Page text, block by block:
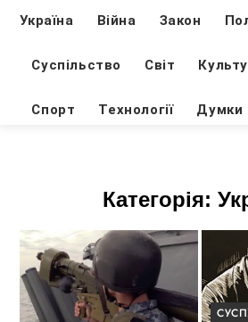
Україна Війна Закон
Суспільство Світ
Спорт Технології Думки
Категорія: